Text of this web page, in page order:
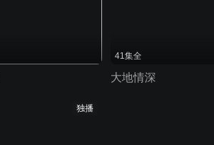
41集全
大地情深
独播